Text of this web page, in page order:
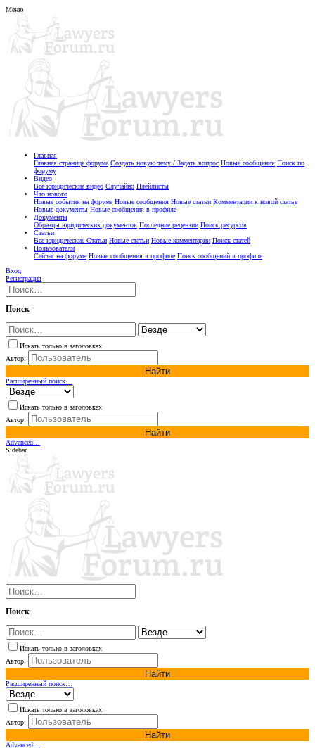
Меню
Главная
Главная страница форума Создать новую тему / Задать вопрос Новые сообщения Поиск по
форуму
Видео
Все юридические видео Случайно Плейлисты
Что нового
Новые события на форуме Новые сообщения Новые статьи Комментарии к новой статье
Новые документы Новые сообщения в профиле
Документы
Образцы юридических документов Последние рецензии Поиск ресурсов
Статьи
Все юридические Статьи Новые статьи Новые комментарии Поиск статей
Пользователи
Сейчас на форуме Новые сообщения в профиле Поиск сообщений в профиле
Вход
Регистрация
Поиск
Искать только в заголовках
Автор:
Найти
Расширенный поиск…
Искать только в заголовках
Автор:
Найти
Advanced…
Sidebar
Поиск
Искать только в заголовках
Автор:
Найти
Расширенный поиск…
Искать только в заголовках
Автор:
Найти
Advanced…